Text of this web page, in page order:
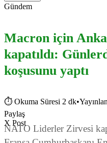
Gündem
Macron için
kapatıldı:
koşusunu yaptı
⏱ Okuma Süresi 2 dk•
Paylaş
X Post
NATO Liderler Zirvesi